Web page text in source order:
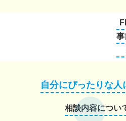
事
自分にぴったりな
相談内容につい